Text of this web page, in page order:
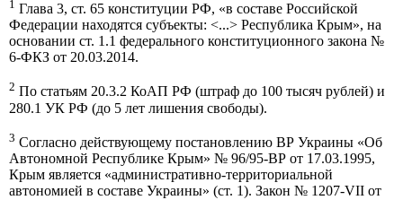
1 Глава 3, ст. 65 конституции РФ, «в составе Российской
Федерации находятся субъекты: <...> Республика Крым», на
основании ст. 1.1 федерального конституционного закона №
6-ФКЗ от 20.03.2014.
2 По статьям 20.3.2 КоАП РФ (штраф до 100 тысяч рублей) и
280.1 УК РФ (до 5 лет лишения свободы).
3 Согласно действующему постановлению ВР Украины «Об
Автономной Республике Крым» № 96/95-ВР от 17.03.1995,
Крым является «административно-территориальной
автономией в составе Украины» (ст. 1). Закон № 1207-VII от